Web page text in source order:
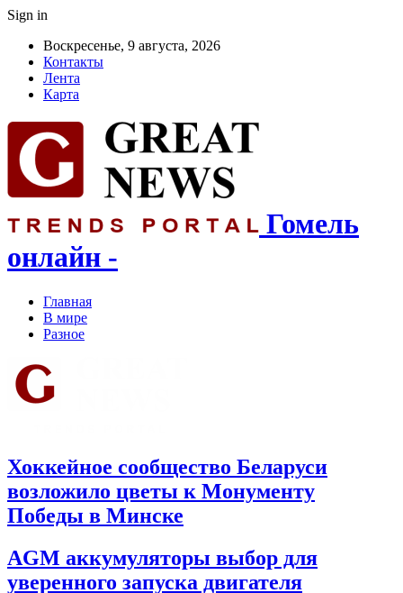
Sign in
Воскресенье, 9 августа, 2026
Контакты
Лента
Карта
Гомель
онлайн -
Главная
В мире
Разное
Хоккейное сообщество Беларуси
возложило цветы к Монументу
Победы в Минске
AGM аккумуляторы выбор для
уверенного запуска двигателя